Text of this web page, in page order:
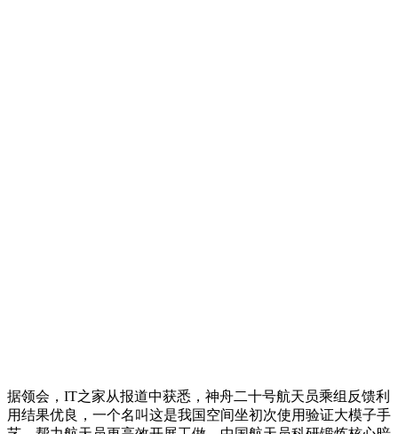
据领会，IT之家从报道中获悉，神舟二十号航天员乘组反馈利
用结果优良，一个名叫这是我国空间坐初次使用验证大模子手